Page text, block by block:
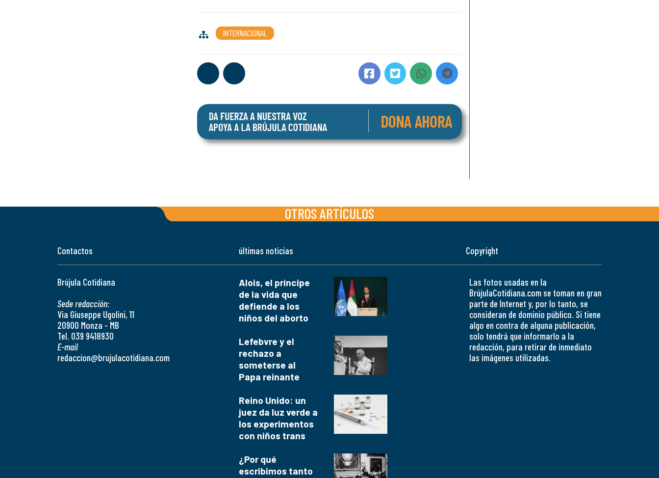
INTERNACIONAL
OTROS ARTÍCULOS
Contactos
Brújula Cotidiana
Sede redacción:
Via Giuseppe Ugolini, 11
20900 Monza - MB
Tel. 039 9418930
E-mail
redaccion@brujulacotidiana.com
últimas noticias
Alois, el príncipe
de la vida que
defiende a los
niños del aborto
Lefebvre y el
rechazo a
someterse al
Papa reinante
Reino Unido: un
juez da luz verde a
los experimentos
con niños trans
¿Por qué
escribimos tanto
Copyright
Las fotos usadas en la
BrújulaCotidiana.com se toman en gran
parte de Internet y, por lo tanto, se
consideran de dominio público. Si tiene
algo en contra de alguna publicación,
solo tendrá que informarlo a la
redacción, para retirar de inmediato
las imágenes utilizadas.